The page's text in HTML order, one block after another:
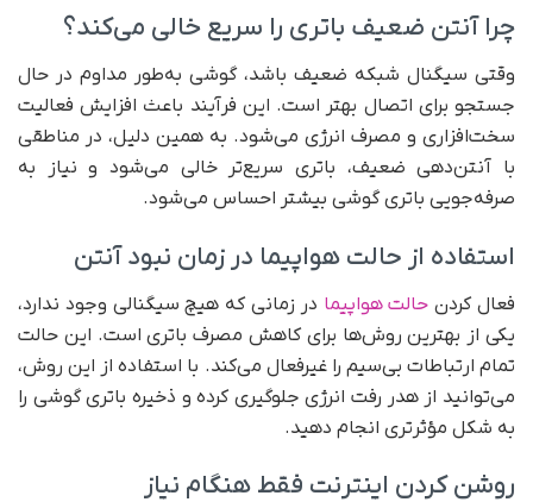
چرا آنتن ضعیف باتری را سریع خالی می‌کند؟
وقتی سیگنال شبکه ضعیف باشد، گوشی به‌طور مداوم در حال
جستجو برای اتصال بهتر است. این فرآیند باعث افزایش فعالیت
سخت‌افزاری و مصرف انرژی می‌شود. به همین دلیل، در مناطقی
با آنتن‌دهی ضعیف، باتری سریع‌تر خالی می‌شود و نیاز به
صرفه‌جویی باتری گوشی بیشتر احساس می‌شود.
استفاده از حالت هواپیما در زمان نبود آنتن
فعال کردن حالت هواپیما در زمانی که هیچ سیگنالی وجود ندارد،
یکی از بهترین روش‌ها برای کاهش مصرف باتری است. این حالت
تمام ارتباطات بی‌سیم را غیرفعال می‌کند. با استفاده از این روش،
می‌توانید از هدر رفت انرژی جلوگیری کرده و ذخیره باتری گوشی را
به شکل مؤثرتری انجام دهید.
روشن کردن اینترنت فقط هنگام نیاز